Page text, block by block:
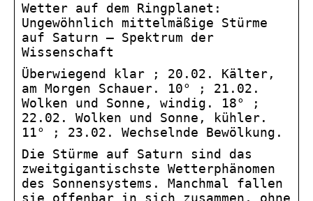
Wetter auf dem Ringplanet:
Ungewöhnlich mittelmäßige Stürme
auf Saturn – Spektrum der
Wissenschaft
Überwiegend klar ; 20.02. Kälter,
am Morgen Schauer. 10° ; 21.02.
Wolken und Sonne, windig. 18° ;
22.02. Wolken und Sonne, kühler.
11° ; 23.02. Wechselnde Bewölkung.
Die Stürme auf Saturn sind das
zweitgigantischste Wetterphänomen
des Sonnensystems. Manchmal fallen
sie offenbar in sich zusammen, ohne